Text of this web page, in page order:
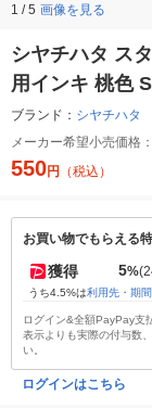
1 / 5 画像を見る
シヤチハタ ス
用インキ 桃色
ブランド： シヤチハタ
メーカー希望小売価格：
550円 （税込）
お買い物でもらえる
獲得 5%
うち4.5%は利用先・期
ログイン&全額PayPay支
表示よりも実際の付与数
い。
ログインはこちら